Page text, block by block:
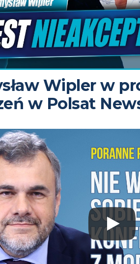
Wipler w
w Polsat